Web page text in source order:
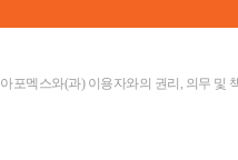
멕스와(과) 이용자와의 권리, 의무 및